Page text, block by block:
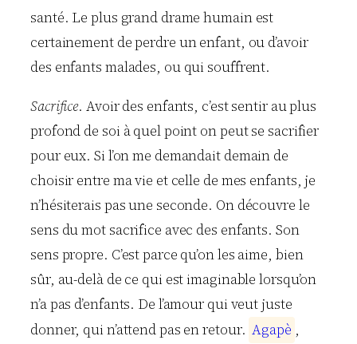
santé. Le plus grand drame humain est
certainement de perdre un enfant, ou d’avoir
des enfants malades, ou qui souffrent.
Sacrifice. Avoir des enfants, c’est sentir au plus
profond de soi à quel point on peut se sacrifier
pour eux. Si l’on me demandait demain de
choisir entre ma vie et celle de mes enfants, je
n’hésiterais pas une seconde. On découvre le
sens du mot sacrifice avec des enfants. Son
sens propre. C’est parce qu’on les aime, bien
sûr, au-delà de ce qui est imaginable lorsqu’on
n’a pas d’enfants. De l’amour qui veut juste
donner, qui n’attend pas en retour. Agapè ,